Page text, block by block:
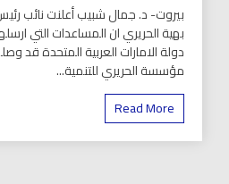
بيروت- د. جمال شبيب أعلنت نائب
بهية الحريري ان المساعدات التي
دولة الامارات العربية المتحدة قد
مؤسسة الحريري للتنمية...
Read More